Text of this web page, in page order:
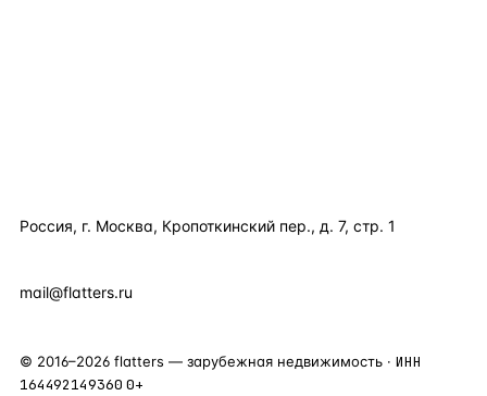
Россия, г. Москва, Кропоткинский пер., д. 7, стр. 1
mail@flatters.ru
© 2016–2026 flatters — зарубежная недвижимость · ИНН
164492149360 0+